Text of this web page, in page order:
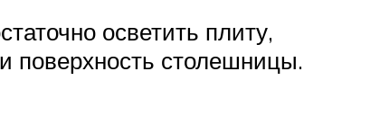
осветить плиту,
поверхность столешницы.